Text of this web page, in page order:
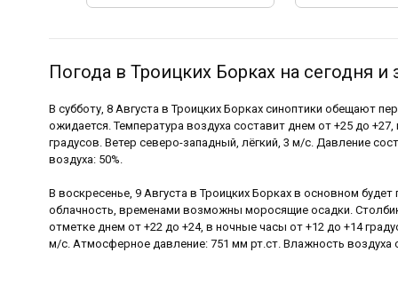
Погода в Троицких Борках на сегодня и
В субботу, 8 Августа в Троицких Борках синоптики обещают
ожидается. Температура воздуха составит днем от +25 до
градусов. Ветер северо-западный, лёгкий, 3 м/с. Давление
воздуха: 50%.
В воскресенье, 9 Августа в Троицких Борках в основном
облачность, временами возможны моросящие осадки.
отметке днем от +22 до +24, в ночные часы от +12 до +14
м/с. Атмосферное давление: 751 мм рт.ст. Влажность воздуха